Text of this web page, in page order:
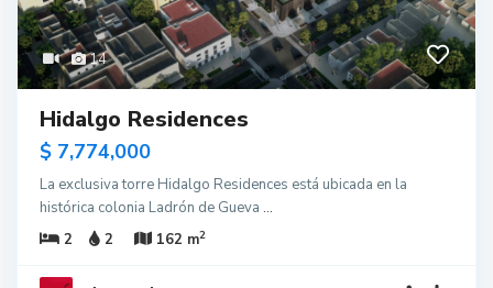
14
Hidalgo Residences
$ 7,774,000
La exclusiva torre Hidalgo Residences está ubicada en la
histórica colonia Ladrón de Gueva ...
2
2 162 m2